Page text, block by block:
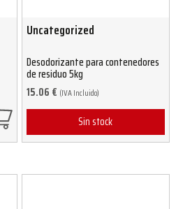
Uncategorized
Desodorizante para contenedores
de residuo 5kg
15.06 € (IVA Incluido)
Sin stock